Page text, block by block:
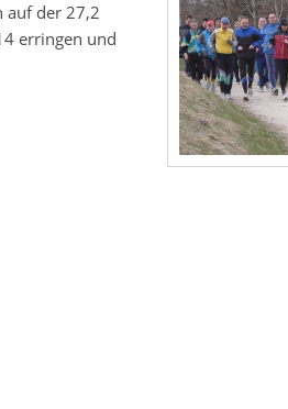
auf der 27,2
erringen und